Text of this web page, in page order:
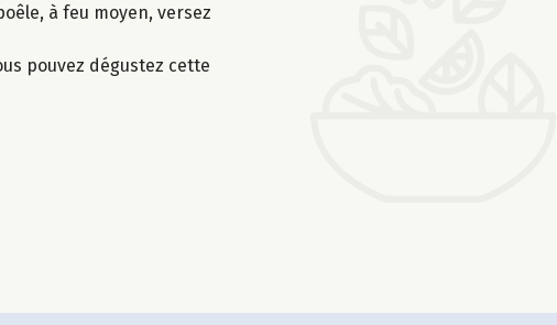
à feu moyen, versez
pouvez dégustez cette